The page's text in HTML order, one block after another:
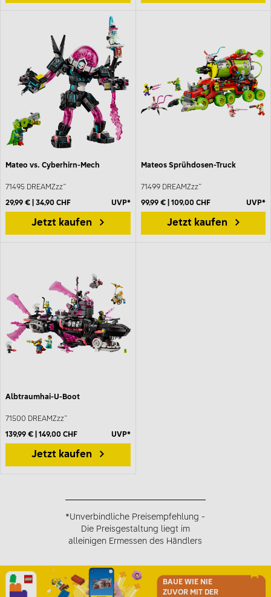
Mateo vs. Cyberhirn-Mech
71495 DREAMZzz™
29,99 € | 34,90 CHF UVP*
Jetzt kaufen
Mateos Sprühdosen-Truck
71499 DREAMZzz™
99,99 € | 109,00 CHF UVP*
Jetzt kaufen
Albtraumhai-U-Boot
71500 DREAMZzz™
139,99 € | 149,00 CHF UVP*
Jetzt kaufen
*Unverbindliche Preisempfehlung -
Die Preisgestaltung liegt im
alleinigen Ermessen des Händlers
BAUE WIE NIE
ZUVOR MIT DER